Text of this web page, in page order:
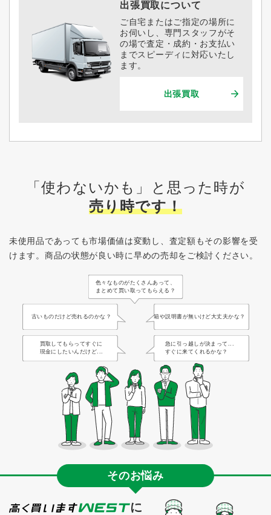
出張買取について
ご自宅またはご指定の場所に
お伺いし、専門スタッフがそ
の場で査定・成約・お支払い
までスピーディに対応いたし
ます。
出張買取
「使わないかも」と思った時が
売り時です！
未使用品であっても市場価値は変動し、査定額もその影響を受
けます。 商品の状態が良い時に早めの売却をご検討ください。
色々なものがたくさんあって、
まとめて買い取ってもらえる？
古いものだけど売れるのかな？ 箱や説明書が無いけど大丈夫かな？
買取してもらってすぐに
現金にしたいんだけど...
急に引っ越しが決まって...
すぐに来てくれるかな？
そのお悩み
に